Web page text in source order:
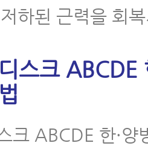
재발
활
하된 근력을 회
스크 ABCDE
크 ABCDE 한·양